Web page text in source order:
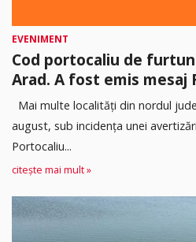
EVENIMENT
Cod portocaliu de
Arad. A fost emis mesaj
Mai multe localități din nordul
august, sub incidența unei
Portocaliu...
citește mai mult »